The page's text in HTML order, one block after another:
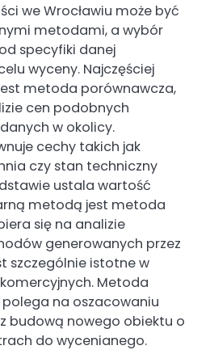
we Wrocławiu może być
metodami, a wybór
specyfiki danej
wyceny. Najczęściej
metoda porównawcza,
cen podobnych
w okolicy.
cechy takich jak
czy stan techniczny
ustala wartość
metodą jest metoda
się na analizie
generowanych przez
szczególnie istotne w
Metoda
na oszacowaniu
budową nowego obiektu o
do wycenianego.